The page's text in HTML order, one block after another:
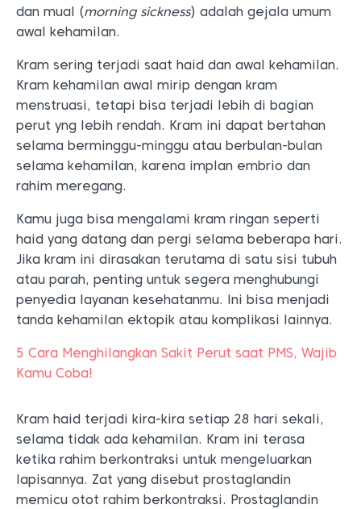
dan mual (morning sickness) adalah gejala umum
awal kehamilan.
Kram sering terjadi saat haid dan awal kehamilan.
Kram kehamilan awal mirip dengan kram
menstruasi, tetapi bisa terjadi lebih di bagian
perut yng lebih rendah. Kram ini dapat bertahan
selama berminggu-minggu atau berbulan-bulan
selama kehamilan, karena implan embrio dan
rahim meregang.
Kamu juga bisa mengalami kram ringan seperti
haid yang datang dan pergi selama beberapa hari.
Jika kram ini dirasakan terutama di satu sisi tubuh
atau parah, penting untuk segera menghubungi
penyedia layanan kesehatanmu. Ini bisa menjadi
tanda kehamilan ektopik atau komplikasi lainnya.
5 Cara Menghilangkan Sakit Perut saat PMS, Wajib
Kamu Coba!
Kram haid terjadi kira-kira setiap 28 hari sekali,
selama tidak ada kehamilan. Kram ini terasa
ketika rahim berkontraksi untuk mengeluarkan
lapisannya. Zat yang disebut prostaglandin
memicu otot rahim berkontraksi. Prostaglandin